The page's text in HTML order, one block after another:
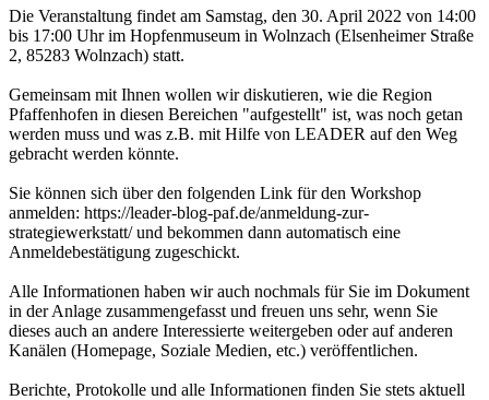
Die Veranstaltung findet am Samstag, den 30. April 2022 von 14:00
bis 17:00 Uhr im Hopfenmuseum in Wolnzach (Elsenheimer Straße
2, 85283 Wolnzach) statt.
Gemeinsam mit Ihnen wollen wir diskutieren, wie die Region
Pfaffenhofen in diesen Bereichen "aufgestellt" ist, was noch getan
werden muss und was z.B. mit Hilfe von LEADER auf den Weg
gebracht werden könnte.
Sie können sich über den folgenden Link für den Workshop
anmelden: https://leader-blog-paf.de/anmeldung-zur-
strategiewerkstatt/ und bekommen dann automatisch eine
Anmeldebestätigung zugeschickt.
Alle Informationen haben wir auch nochmals für Sie im Dokument
in der Anlage zusammengefasst und freuen uns sehr, wenn Sie
dieses auch an andere Interessierte weitergeben oder auf anderen
Kanälen (Homepage, Soziale Medien, etc.) veröffentlichen.
Berichte, Protokolle und alle Informationen finden Sie stets aktuell